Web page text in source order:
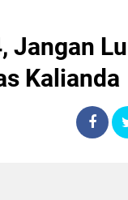
Jangan
Kalianda